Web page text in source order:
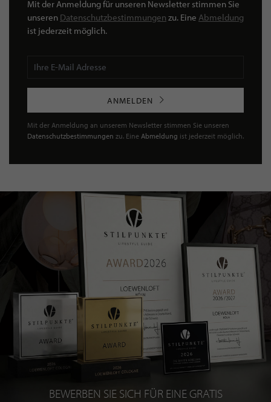
Mit der Anmeldung für unseren Newsletter stimmen Sie
unseren Datenschutzbestimmungen zu. Eine Abmeldung
ist jederzeit möglich.
ANMELDEN
Mit der Anmeldung an unserem Newsletter stimmen Sie unseren
Datenschutzbestimmungen zu. Eine Abmeldung ist jederzeit möglich.
BEWERBEN SIE SICH FÜR EINE GRATIS